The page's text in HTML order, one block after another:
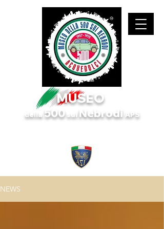
Museo e club dedicato alla Fiat 500 storica!
MUSEO
della500 sui Nebrodi APS
NEWS